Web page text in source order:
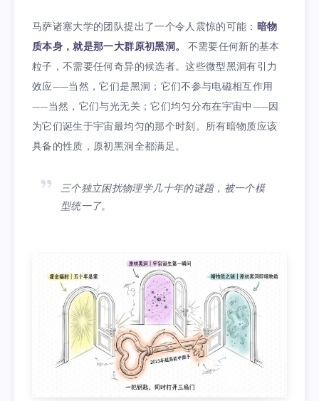
马萨诸塞大学的团队提出了一个令人震惊的可能： 暗物
质本身，就是那一大群原初黑洞。
不需要任何新的基本
粒子，不需要任何奇异的候选者。这些微型黑洞有引力
效应——当然，它们是黑洞；它们不参与电磁相互作用
——当然，它们与光无关；它们均匀分布在宇宙中——因
为它们诞生于宇宙最均匀的那个时刻。所有暗物质应该
具备的性质，原初黑洞全都满足。
三个独立困扰物理学几十年的谜题，被一个模
型统一了。